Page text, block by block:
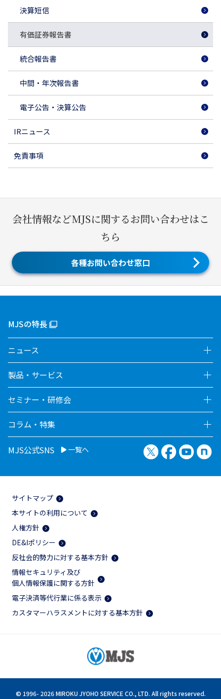
決算短信
有価証券報告書
統合報告書
中間・年次報告書
電子公告・決算公告
IRニュース
免責事項
会社情報などMJSに関するお問い合わせはこ
ちら
各種お問い合わせ窓口
MJSの特長
ニュース
製品・サービス
セミナー・研修会
コラム・特集
MJS公式SNS 一覧へ X（旧Twitter）
Facebook
サイトマップ
本サイトの利用について
人権方針
DE&Iポリシー
反社会的勢力に対する基本方針
情報セキュリティ及び
個人情報保護に関する方針
電子決済等代行業に係る表示
カスタマーハラスメントに対する基本方針
© 1996- 2026 MIROKU JYOHO SERVICE CO., LTD. All rights reserved.